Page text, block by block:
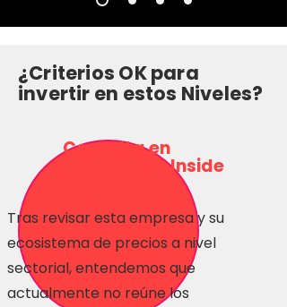
¿Criterios OK para
invertir en estos Niveles?
Consulta en
Inversionas Inside
Tras revisar esta empresa y su
ecosistema de precios a nivel
sectorial, entendemos que
actualmente no reúne los